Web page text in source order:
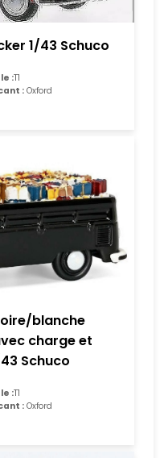
1/43 Schuco
:T1
:Oxford
blanche
charge et
Schuco
:T1
:Oxford